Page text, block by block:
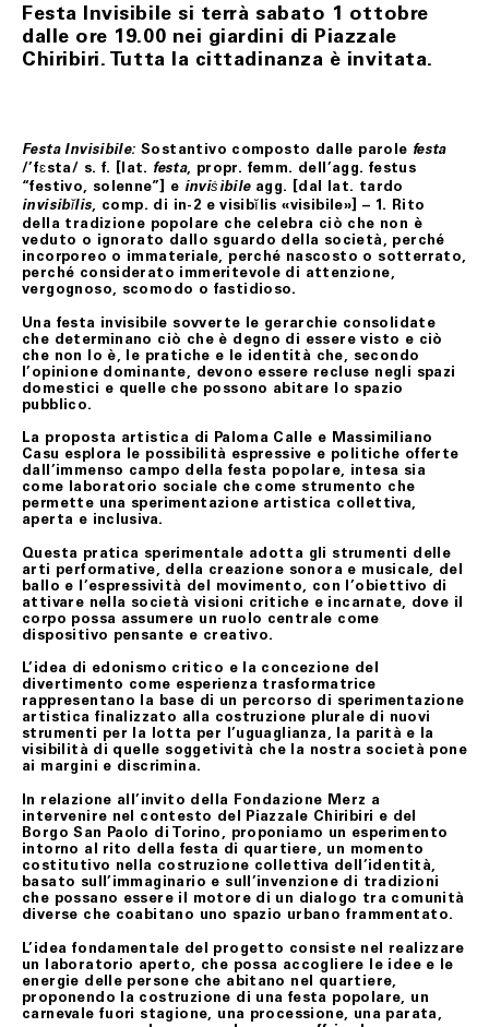
Festa Invisibile si terrà sabato 1 ottobre
dalle ore 19.00 nei giardini di Piazzale
Chiribiri. Tutta la cittadinanza è invitata.
Festa Invisibile: Sostantivo composto dalle parole festa
/’fɛsta/ s. f. [lat. festa, propr. femm. dell’agg. festus
“festivo, solenne”] e inviṡìbileagg. [dal lat. tardo
invisibĭlis, comp. di in-2 e visibĭlis «visibile»] – 1. Rito
della tradizione popolare che celebra ciò che non è
veduto o ignorato dallo sguardo della società, perché
incorporeo o immateriale, perché nascosto o sotterrato,
perché considerato immeritevole di attenzione,
vergognoso, scomodo o fastidioso.
Una festa invisibile sovverte le gerarchie consolidate
che determinano ciò che è degno di essere visto e ciò
che non lo è, le pratiche e le identità che, secondo
l’opinione dominante, devono essere recluse negli spazi
domestici e quelle che possono abitare lo spazio
pubblico.
La proposta artistica di Paloma Calle e Massimiliano
Casu esplora le possibilità espressive e politiche offerte
dall’immenso campo della festa popolare, intesa sia
come laboratorio sociale che come strumento che
permette una sperimentazione artistica collettiva,
aperta e inclusiva.
Questa pratica sperimentale adotta gli strumenti delle
arti performative, della creazione sonora e musicale, del
ballo e l’espressività del movimento, con l’obiettivo di
attivare nella società visioni critiche e incarnate, dove il
corpo possa assumere un ruolo centrale come
dispositivo pensante e creativo.
L’idea di edonismo critico e la concezione del
divertimento come esperienza trasformatrice
rappresentano la base di un percorso di sperimentazione
artistica finalizzato alla costruzione plurale di nuovi
strumenti per la lotta per l’uguaglianza, la parità e la
visibilità di quelle soggetività che la nostra società pone
ai margini e discrimina.
In relazione all’invito della Fondazione Merz a
intervenire nel contesto del Piazzale Chiribiri e del
Borgo San Paolo di Torino, proponiamo un esperimento
intorno al rito della festa di quartiere, un momento
costitutivo nella costruzione collettiva dell’identità,
basato sull’immaginario e sull’invenzione di tradizioni
che possano essere il motore di un dialogo tra comunità
diverse che coabitano uno spazio urbano frammentato.
L’idea fondamentale del progetto consiste nel realizzare
un laboratorio aperto, che possa accogliere le idee e le
energie delle persone che abitano nel quartiere,
proponendo la costruzione di una festa popolare, un
carnevale fuori stagione, una processione, una parata,